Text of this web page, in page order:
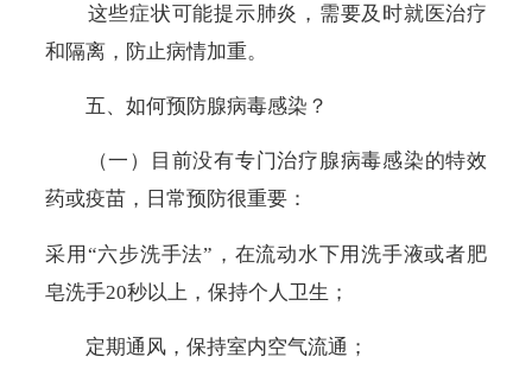
这些症状可能提示肺炎，需要及时就医治疗
和隔离，防止病情加重。
五、如何预防腺病毒感染？
（一）目前没有专门治疗腺病毒感染的特效
药或疫苗，日常预防很重要：
采用“六步洗手法”，在流动水下用洗手液或者肥
皂洗手20秒以上，保持个人卫生；
定期通风，保持室内空气流通；